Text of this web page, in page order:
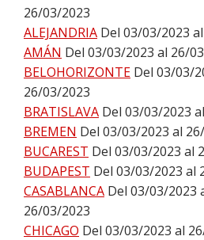
26/03/2023
ALEJANDRIA Del 03/03/2023
AMÁN Del 03/03/2023 al 26/
BELOHORIZONTE Del 03/03/
26/03/2023
BRATISLAVA Del 03/03/2023
BREMEN Del 03/03/2023 al
BUCAREST Del 03/03/2023 al
BUDAPEST Del 03/03/2023 al
CASABLANCA Del 03/03/2023
26/03/2023
CHICAGO Del 03/03/2023 al